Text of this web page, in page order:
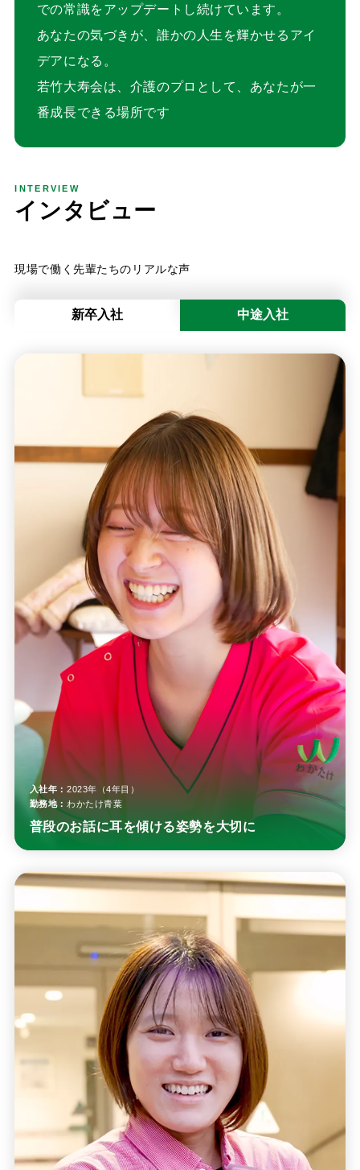
での常識をアップデートし続けています。
あなたの気づきが、誰かの人生を輝かせるアイ
デアになる。
若竹大寿会は、介護のプロとして、あなたが一
番成長できる場所です
INTERVIEW
イ ンタ ビュー
現場で働く先輩たちのリアルな声
新卒入社 中途入社
入社年： 2023年（4年目）
勤務地： わかたけ青葉
普段のお話に耳を傾ける姿勢を大切に